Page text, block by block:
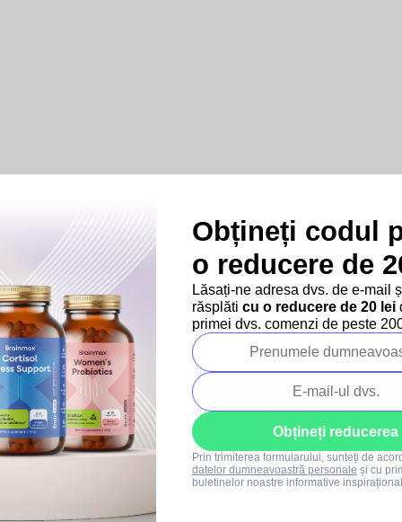
Obțineți codul
o reducere de
Lăsați-ne adresa dvs. de e-mail
răsplăti cu o reducere de 20 lei
primei dvs. comenzi de peste
Obțineți reducerea
Prin trimiterea formularului, sunteți de
datelor dumneavoastră personale și cu
buletinelor noastre informative